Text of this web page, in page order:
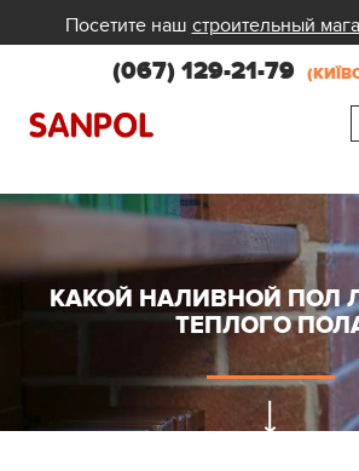
Посетите наш строительный
(067) 129-21-79
КАКОЙ НАЛИВНОЙ ПОЛ
ТЕПЛОГО